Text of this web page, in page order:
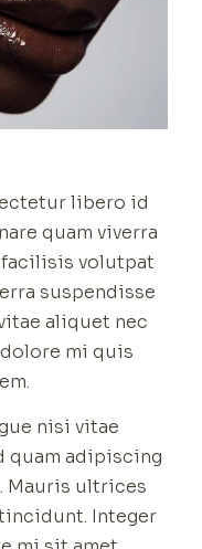
libero id
quam viverra
volutpat
suspendisse
aliquet nec
mi quis
nisi vitae
quam adipiscing
Mauris ultrices
Integer